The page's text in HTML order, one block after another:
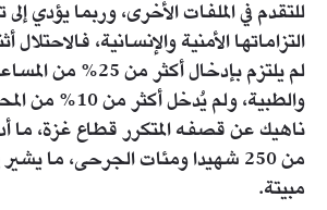
للتقدم في الملفات الأخرى، وربما يؤدي
التزاماتها الأمنية والإنسانية، فالاحتلال
لم يلتزم بإدخال أكثر من
والطبية، ولم يُدخل
ناهيك عن قصفه المتكرر قطاع غزة، ما
من 250 شهيدا ومئات الجرحى، ما
مبيتة.